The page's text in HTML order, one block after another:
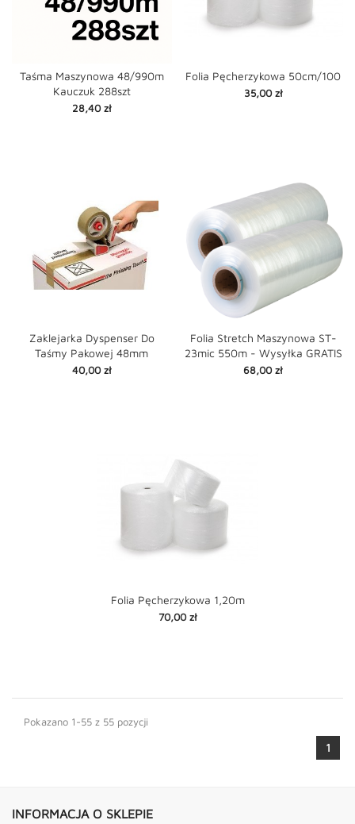
Taśma Maszynowa 48/990m
Kauczuk 288szt
Cena
28,40 zł
Folia Pęcherzykowa 50cm/100
Cena
35,00 zł
Zaklejarka Dyspenser Do
Taśmy Pakowej 48mm
Cena
40,00 zł
Folia Stretch Maszynowa ST-
23mic 550m - Wysyłka GRATIS
Cena
68,00 zł
Folia Pęcherzykowa 1,20m
Cena
70,00 zł
Pokazano 1-55 z 55 pozycji
1
INFORMACJA O SKLEPIE